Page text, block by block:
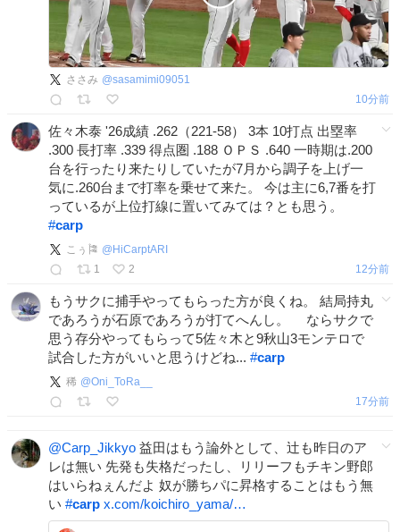
ささみ @sasamimi09051
10分前
佐々木泰 '26成績 .262（221-58） 3本 10打点 出塁率
.300 長打率 .339 得点圏 .188 ＯＰＳ .640 一時期は.200
台を行ったり来たりしていたが7月から調子を上げ一
気に.260台まで打率を乗せて来た。 今は主に6,7番を打
っているが上位打線に置いてみては？とも思う。
#carp
こぅ🎏 @ HiCarptARI
1
2 12分前
もうサクに捕手やってもらった方が良くね。 結局持丸
であろうが石原であろうが打てへんし。 ならサクで
思う存分やってもらって5佐々木と9秋山3モンテロで
試合した方がいいと思うけどね... #carp
稀 @Oni_ToRa__
17分前
@Carp_Jikkyo 益田はもう論外として、辻も昨日のア
レは無い 先発も失格だったし、リリーフもチキン野郎
はいらねぇんだよ 奴が勝ちパに昇格することはもう無
い #carp x.com/koichiro_yama/…